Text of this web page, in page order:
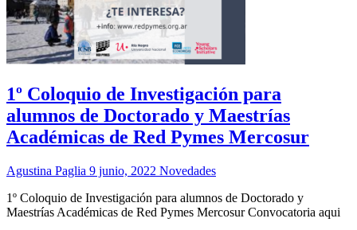
1º Coloquio de Investigación para
alumnos de Doctorado y Maestrías
Académicas de Red Pymes Mercosur
Agustina Paglia 9 junio, 2022 Novedades
1º Coloquio de Investigación para alumnos de Doctorado y
Maestrías Académicas de Red Pymes Mercosur Convocatoria aqui